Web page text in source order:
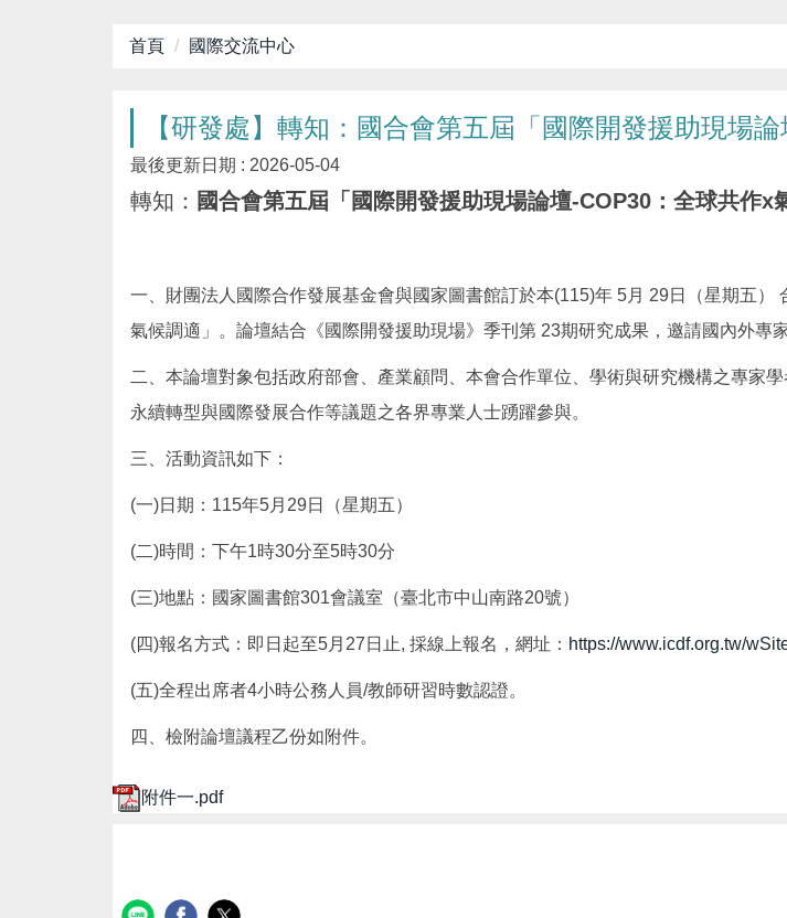
首頁 國際交流中心
【研發處】轉知：國合會第五屆「國際開發援助現場
最後更新日期 : 2026-05-04
轉知： 國合會第五屆「國際開發援助現場論壇-COP30：全球共作x
一、財團法人國際合作發展基金會與國家圖書館訂於本(115)年 5月 29日（星期五
氣候調適」。論壇結合《國際開發援助現場》季刊第 23期研究成果，邀請國內外專
二、本論壇對象包括政府部會、產業顧問、本會合作單位、學術與研究機構之專家
永續轉型與國際發展合作等議題之各界專業人士踴躍參與。
三、活動資訊如下：
(一)日期：115年5月29日（星期五）
(二)時間：下午1時30分至5時30分
(三)地點：國家圖書館301會議室（臺北市中山南路20號）
(四)報名方式：即日起至5月27日止, 採線上報名，網址： https://www.icdf.org.tw/
(五)全程出席者4小時公務人員/教師研習時數認證。
四、檢附論壇議程乙份如附件。
附件一.pdf